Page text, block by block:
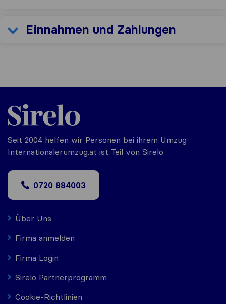
Einnahmen und Zahlungen
Seit 2004 helfen wir Personen bei ihrem Umzug
Internationalerumzug.at ist Teil von Sirelo
0720 884003
Über Uns
Firma anmelden
Firma Login
Sirelo Partnerprogramm
Cookie-Richtlinien